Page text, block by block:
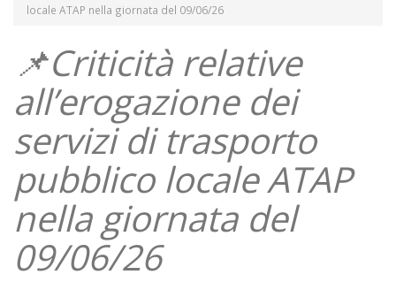
locale ATAP nella giornata del 09/06/26
📌Criticità relative
all’erogazione dei
servizi di trasporto
pubblico locale ATAP
nella giornata del
09/06/26